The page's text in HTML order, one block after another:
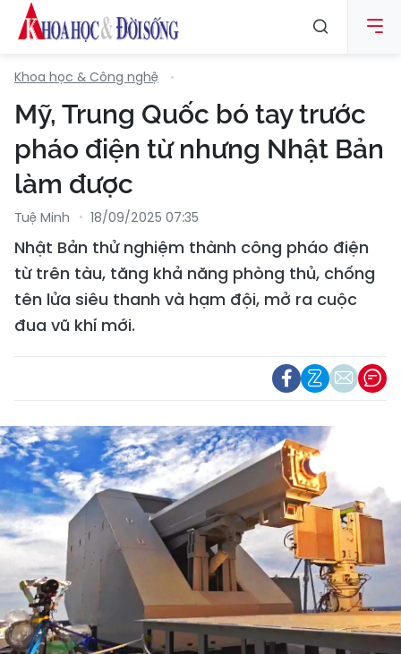
Khoa học & Công nghệ
Mỹ, Trung Quốc bó tay trước
pháo điện từ nhưng Nhật Bản
làm được
Tuệ Minh 18/09/2025 07:35
Nhật Bản thử nghiệm thành công pháo điện
từ trên tàu, tăng khả năng phòng thủ, chống
tên lửa siêu thanh và hạm đội, mở ra cuộc
đua vũ khí mới.